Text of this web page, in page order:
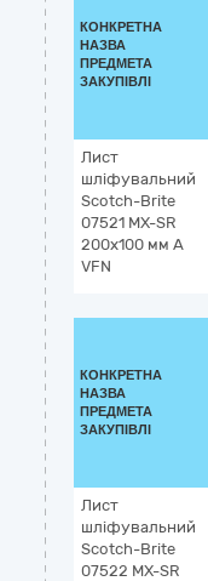
КОНКРЕТНА
НАЗВА
ПРЕДМЕТА
ЗАКУПІВЛІ
Лист
шліфувальний
Scotch-Brite
07521 MX-SR
200х100 мм A
VFN
КОНКРЕТНА
НАЗВА
ПРЕДМЕТА
ЗАКУПІВЛІ
Лист
шліфувальний
Scotch-Brite
07522 MX-SR